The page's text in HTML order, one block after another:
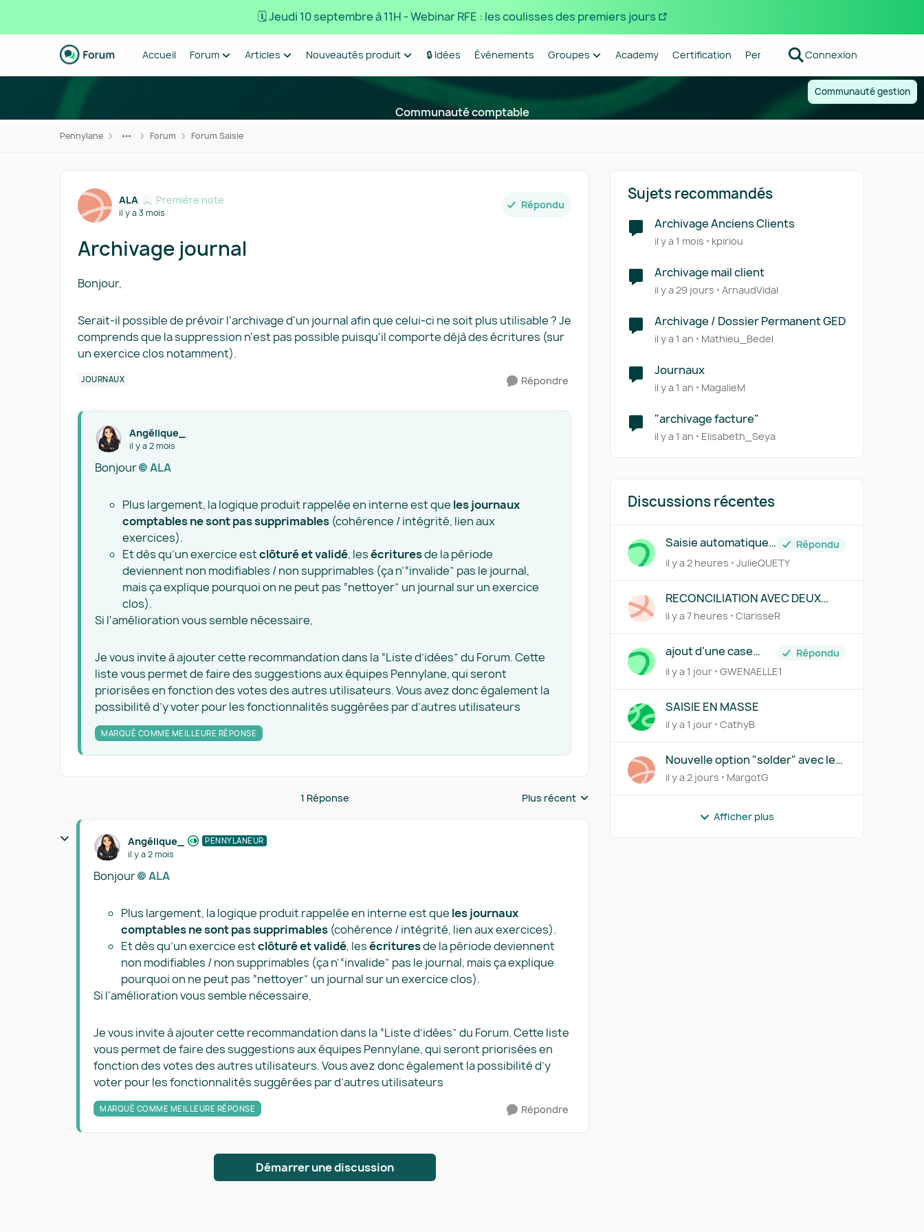
🗓️ Jeudi 10 septembre à 11H - Webinar RFE : les coulisses des premiers jours
Passer au contenu
Accueil Forum Articles Nouveautés produit 🔒 Idées Événements Groupes Academy Certification Pennylane Centre d'aide
Connexion
Communauté gestion
Communauté comptable
Pennylane Forum Forum Saisie
Forum Discussion
ALA Première note
il y a 3 mois
Répondu
Archivage journal
Bonjour,
Serait-il possible de prévoir l'archivage d'un journal afin que celui-ci ne soit plus utilisable ? Je
comprends que la suppression n'est pas possible puisqu'il comporte déjà des écritures (sur
un exercice clos notamment).
JOURNAUX Répondre
Angélique_
il y a 2 mois
Bonjour ALA​
Plus largement, la logique produit rappelée en interne est que les journaux
comptables ne sont pas supprimables (cohérence / intégrité, lien aux
exercices).
Et dès qu’un exercice estclôturé et validé, lesécrituresde la période
deviennent non modifiables / non supprimables (ça n’“invalide” pas le journal,
mais ça explique pourquoi on ne peut pas “nettoyer” un journal sur un exercice
clos).
Si l'amélioration vous semble nécessaire,
Je vous invite à ajouter cette recommandation dans la “Liste d’idées” du Forum. Cette
liste vous permet de faire des suggestions aux équipes Pennylane, qui seront
priorisées en fonction des votes des autres utilisateurs. Vous avez donc également la
possibilité d’y voter pour les fonctionnalités suggérées par d’autres utilisateurs
MARQUÉ COMME MEILLEURE RÉPONSE
1 Réponse Réponses triées par
Plus récent
Angélique_ PENNYLANEUR
il y a 2 mois
Bonjour ALA​
Plus largement, la logique produit rappelée en interne est que les journaux
comptables ne sont pas supprimables (cohérence / intégrité, lien aux exercices).
Et dès qu’un exercice estclôturé et validé, lesécrituresde la période deviennent
non modifiables / non supprimables (ça n’“invalide” pas le journal, mais ça explique
pourquoi on ne peut pas “nettoyer” un journal sur un exercice clos).
Si l'amélioration vous semble nécessaire,
Je vous invite à ajouter cette recommandation dans la “Liste d’idées” du Forum. Cette liste
vous permet de faire des suggestions aux équipes Pennylane, qui seront priorisées en
fonction des votes des autres utilisateurs. Vous avez donc également la possibilité d’y
voter pour les fonctionnalités suggérées par d’autres utilisateurs
MARQUÉ COMME MEILLEURE RÉPONSE Répondre
Démarrer une discussion
Sujets recommandés
Archivage Anciens Clients
il y a 1 mois kpiriou
Archivage mail client
il y a 29 jours ArnaudVidal
Archivage / Dossier Permanent GED
il y a 1 an Mathieu_Bedel
Journaux
il y a 1 an MagalieM
"archivage facture"
il y a 1 an Elisabeth_Seya
Discussions récentes
Saisie automatique
des factures traitée
par Pennylane
Répondu
il y a 2 heures
JulieQUETY
RECONCILIATION AVEC DEUX
REGLEMENTS
il y a 7 heures ClarisseR
ajout d'une case
siren+suffixe
Répondu
il y a 1 jour GWENAELLE1
SAISIE EN MASSE
il y a 1 jour CathyB
Nouvelle option "solder" avec le
lettrage partiel
il y a 2 jours MargotG
Afficher plus